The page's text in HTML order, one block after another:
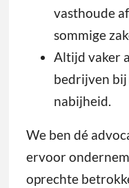
vasthoude
sommige
Altijd vaker
bedrijven
nabijheid.
We ben dé
ervoor
oprechte